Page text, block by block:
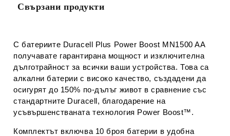
Свързани продукти
С батериите Duracell Plus Power Boost MN1500 AA
получавате гарантирана мощност и изключителна
дълготрайност за всички ваши устройства. Това са
алкални батерии с високо качество, създадени да
осигурят до 150% по-дълъг живот в сравнение със
стандартните Duracell, благодарение на
усъвършенстваната технология Power Boost™.
Комплектът включва 10 броя батерии в удобна